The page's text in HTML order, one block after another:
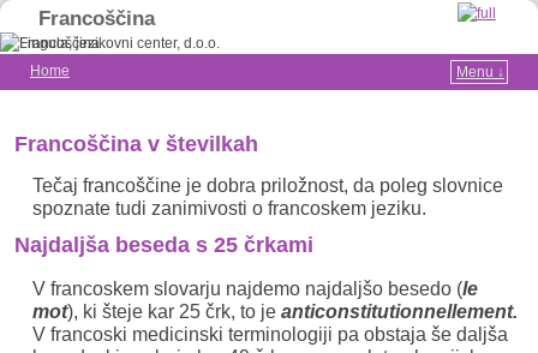
Francoščina
Home
Menu ↓
Francoščina v številkah
Tečaj francoščine je dobra priložnost, da poleg slovnice
spoznate tudi zanimivosti o francoskem jeziku.
Najdaljša beseda s 25 črkami
V francoskem slovarju najdemo najdaljšo besedo (le
mot), ki šteje kar 25 črk, to je anticonstitutionnellement.
V francoski medicinski terminologiji pa obstaja še daljša